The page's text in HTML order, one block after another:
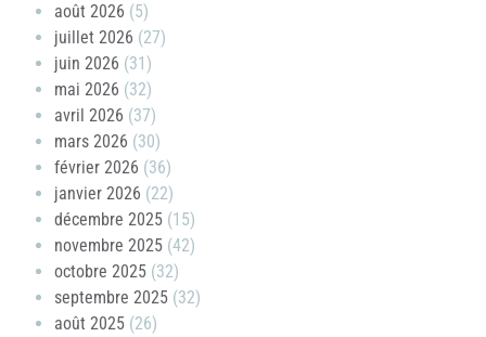
août 2026 (5)
juillet 2026 (27)
juin 2026 (31)
mai 2026 (32)
avril 2026 (37)
mars 2026 (30)
février 2026 (36)
janvier 2026 (22)
décembre 2025 (15)
novembre 2025 (42)
octobre 2025 (32)
septembre 2025 (32)
août 2025 (26)